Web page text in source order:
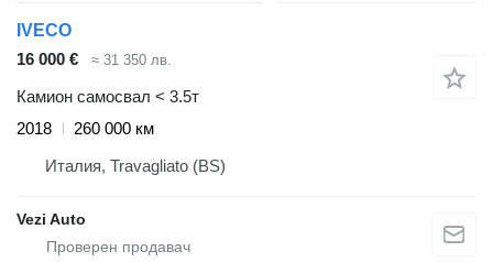
IVECO
16 000 €
≈ 31 350 лв.
Камион самосвал < 3.5т
2018
260 000 км
Италия, Travagliato (BS)
Vezi Auto